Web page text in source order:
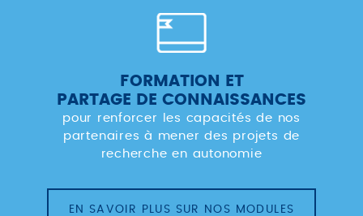
FORMATION ET
PARTAGE DE CONNAISSANCES
pour renforcer les capacités de nos
partenaires à mener des projets de
recherche en autonomie
EN SAVOIR PLUS SUR NOS MODULES